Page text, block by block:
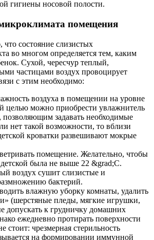
гигиены носовой полости.
помещения
что состояние слизистых
во многом определяется тем, каким
Сухой, чересчур теплый,
частицами воздух провоцирует
с этим необходимо:
воздуха в помещении на уровне
целью можно приобрести увлажнитель
позволяющим задавать необходимые
нет такой возможности, то вблизи
кроватки развешивают мокрые
помещение. Желательно, чтобы
детской была не выше 22 &grad;С.
воздух сушит слизистые и
бактерий.
влажную уборку комнаты, удалить
(шерстяные пледы, мягкие игрушки,
допускать к грудничку домашних
ежедневно протирать поверхности
стоит: чрезмерная стерильность
на формировании иммунной